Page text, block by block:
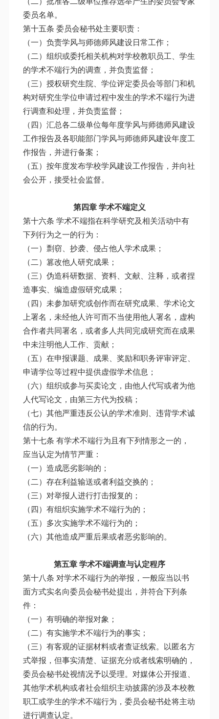
委员名单。
第十五条 委员会秘书处主要职责：
（一）负责学风与师德师风建设日常工作；
（二）组织或委托相关机构对学校教职员工、学生
的学术不端行为的调查，并负责监督；
（三）授权研究生院、学位评定委员会等部门和机
构对研究生学位申请过程中发生的学术不端行为进
行调查和处理，并负责监督；
（四）汇总各二级单位每年度学风与师德师风建设
工作报告及各职能部门学风与师德师风建设年度工
作报告，并进行备案；
（五）按年度发布学校学风建设工作报告，并向社
会公开，接受社会监督。
第四章 学术不端定义
第十六条 学术不端指在科学研究及相关活动中有
下列行为之一的行为：
（一）剽窃、抄袭、侵占他人学术成果；
（二）篡改他人研究成果；
（三）伪造科研数据、资料、文献、注释，或者捏
造事实、编造虚假研究成果；
（四）未参加研究或创作而在研究成果、学术论文
上署名，未经他人许可而不当使用他人署名，虚构
合作者共同署名，或者多人共同完成研究而在成果
中未注明他人工作、贡献；
（五）在申报课题、成果、奖励和职务评审评定、
申请学位等过程中提供虚假学术信息；
（六）组织或参与买卖论文，由他人代写或者为他
人代写论文，由第三方代为投稿；
（七）其他严重违反公认的学术准则、违背学术诚
信的行为。
第十七条 有学术不端行为且有下列情形之一的，
应当认定为情节严重：
（一）造成恶劣影响的；
（二）存在利益输送或者利益交换的；
（三）对举报人进行打击报复的；
（四）有组织实施学术不端行为的；
（五）多次实施学术不端行为的；
（六）其他造成严重后果或者恶劣影响的。
第五章 学术不端调查与认定程序
第十八条 对学术不端行为的举报，一般应当以书
面方式实名向委员会秘书处提出，并符合下列条
件：
（一）有明确的举报对象；
（二）有实施学术不端行为的事实；
（三）有客观的证据材料或者查证线索。以匿名方
式举报，但事实清楚、证据充分或者线索明确的，
委员会秘书处视情况予以受理。对媒体公开报道、
其他学术机构或者社会组织主动披露的涉及本校教
职工或学生的学术不端行为，委员会秘书处将主动
进行调查认定。